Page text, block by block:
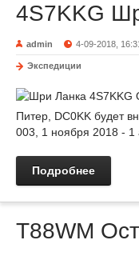
4S7KKG
admin 4-09-2018,
Экспедиции
Питер, DC0KK будет
003, 1 ноября 2018 - 1
Подробнее
T88WM